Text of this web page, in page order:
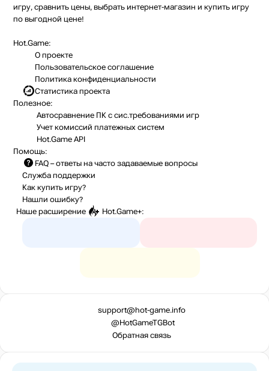
игру, сравнить цены, выбрать интернет-магазин и купить игру
по выгодной цене!
Hot.Game:
О проекте
Пользовательское соглашение
Политика конфиденциальности
Статистика проекта
Полезное:
Автосравнение ПК с сис.требованиями игр
Учет комиссий платежных систем
Hot.Game API
Помощь:
FAQ – ответы на часто задаваемые вопросы
Служба поддержки
Как купить игру?
Нашли ошибку?
Наше расширение
Hot.Game+:
support@hot-game.info
@HotGameTGBot
Обратная связь